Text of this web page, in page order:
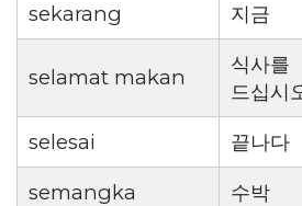
sekarang
지금
selamat makan
식사를
드십시
selesai
끝나다
semangka
수박